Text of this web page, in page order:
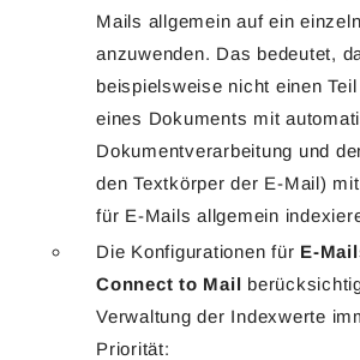
Mails allgemein auf ein
anzuwenden. Das bedeutet,
beispielsweise nicht einen
eines Dokuments mit
Dokumentverarbeitung und
den Textkörper der E-Mail)
für E-Mails allgemein
Die Konfigurationen für E-
Connect to Mail
Verwaltung der Indexwerte
Priorität: